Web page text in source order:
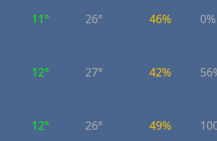
11° 26° 46% 0%
12° 27° 42%
12° 26° 49%